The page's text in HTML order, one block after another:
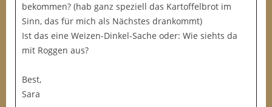
bekommen? (hab ganz speziell das Kartoffelbrot im
Sinn, das für mich als Nächstes drankommt)
Ist das eine Weizen-Dinkel-Sache oder: Wie siehts da
mit Roggen aus?
Best,
Sara